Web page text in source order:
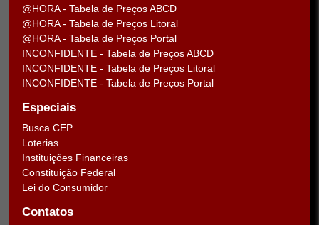
@HORA - Tabela de Preços ABCD
@HORA - Tabela de Preços Litoral
@HORA - Tabela de Preços Portal
INCONFIDENTE - Tabela de Preços ABCD
INCONFIDENTE - Tabela de Preços Litoral
INCONFIDENTE - Tabela de Preços Portal
Especiais
Busca CEP
Loterias
Instituições Financeiras
Constituição Federal
Lei do Consumidor
Contatos